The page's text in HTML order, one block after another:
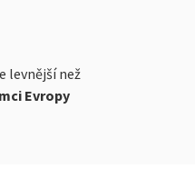
levnější než
Evropy